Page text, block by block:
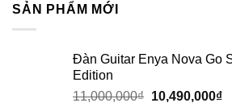
SẢN PHẨM MỚI
Đàn Guitar Enya Nova Go
Edition
11,000,000₫ 10,490,000₫